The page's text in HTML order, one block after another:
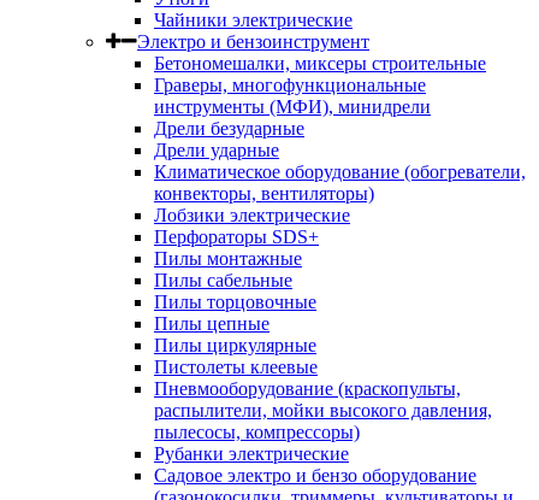
Чайники электрические
Электро и бензоинструмент
Бетономешалки, миксеры строительные
Граверы, многофункциональные
инструменты (МФИ), минидрели
Дрели безударные
Дрели ударные
Климатическое оборудование (обогреватели,
конвекторы, вентиляторы)
Лобзики электрические
Перфораторы SDS+
Пилы монтажные
Пилы сабельные
Пилы торцовочные
Пилы цепные
Пилы циркулярные
Пистолеты клеевые
Пневмооборудование (краскопульты,
распылители, мойки высокого давления,
пылесосы, компрессоры)
Рубанки электрические
Садовое электро и бензо оборудование